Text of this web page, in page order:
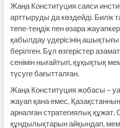
Жаңа Конституция саяси
арттыруды да көздейді. Билік
тепе-теңдік пен өзара
қабылдау үдерісінің
берілген. Бұл өзгерістер
сенімін нығайтып, құқықтық
түсуге бағытталған.
Жаңа Конституция жобасы –
жауап қана емес,
арналған стратегиялық
құндылықтарын айқындап,